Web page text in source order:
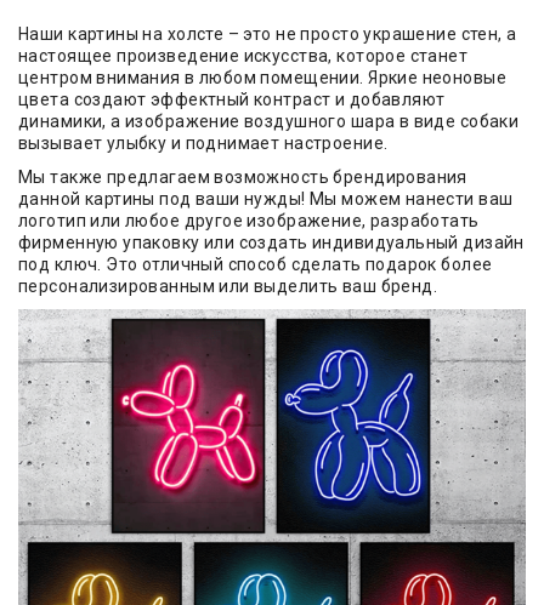
Наши картины на холсте – это не просто украшение стен, а
настоящее произведение искусства, которое станет
центром внимания в любом помещении. Яркие неоновые
цвета создают эффектный контраст и добавляют
динамики, а изображение воздушного шара в виде собаки
вызывает улыбку и поднимает настроение.
Мы также предлагаем возможность брендирования
данной картины под ваши нужды! Мы можем нанести ваш
логотип или любое другое изображение, разработать
фирменную упаковку или создать индивидуальный дизайн
под ключ. Это отличный способ сделать подарок более
персонализированным или выделить ваш бренд.